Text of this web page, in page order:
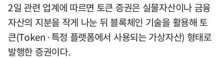
2일 관련 업계에 따르면 토큰 증권은 실물자산이나 금융
자산의 지분을 작게 나눈 뒤 블록체인 기술을 활용해 토
큰(Token·특정 플랫폼에서 사용되는 가상자산) 형태로
발행한 증권이다.